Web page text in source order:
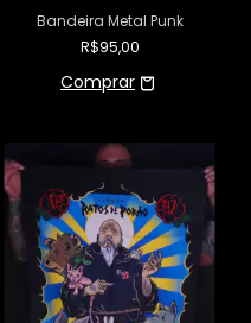
Bandeira Metal Punk
R$95,00